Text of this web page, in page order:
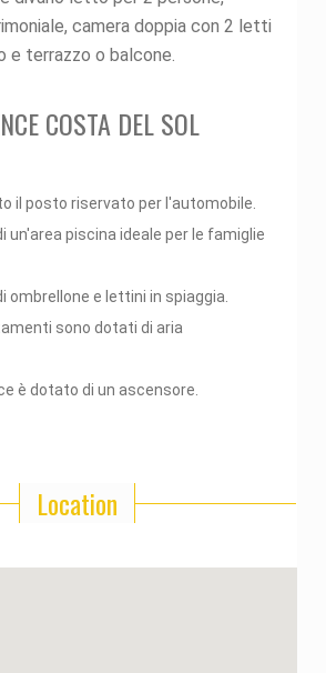
camera doppia con 2 letti
e terrazzo o balcone.
COSTA DEL SOL
il posto riservato per l'automobile.
un'area piscina ideale per le famiglie
ombrellone e lettini in spiaggia.
sono dotati di aria
è dotato di un ascensore.
Location